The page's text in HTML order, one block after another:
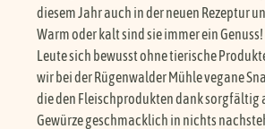
diesem Jahr auch in der neuen Rezeptur
Warm oder kalt sind sie immer ein
Leute sich bewusst ohne tierische
wir bei der Rügenwalder Mühle vegane
die den Fleischprodukten dank sorgfältig
Gewürze geschmacklich in nichts